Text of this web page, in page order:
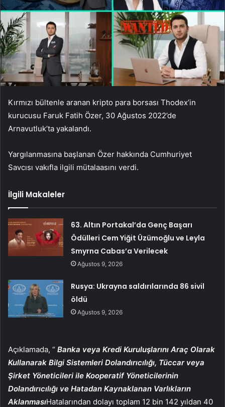
Kırmızı bültenle aranan kripto para borsası Thodex’in
kurucusu Faruk Fatih Özer, 30 Ağustos 2022’de
Arnavutluk’ta yakalandı.
Yargılanmasına başlanan Özer hakkında Cumhuriyet
Savcısı vakıfla ilgili mütalaasını verdi.
İlgili Makaleler
63. Altın Portakal’da Genç Başarı
Ödülleri Cem Yiğit Üzümoğlu ve Leyla
Smyrna Cabas’a Verilecek
Ağustos 9, 2026
Rusya: Ukrayna saldırılarında 86 sivil
öldü
Ağustos 9, 2026
Açıklamada, “ Banka veya Kredi Kuruluşlarını Araç Olarak
Kullanarak Bilgi Sistemleri Dolandırıcılığı, Tüccar veya
Şirket Yöneticileri ile Kooperatif Yöneticilerinin
Dolandırıcılığı ve Hatadan Kaynaklanan Varlıkların
AklanmasıHatalarından dolayı toplam 12 bin 142 yıldan 40